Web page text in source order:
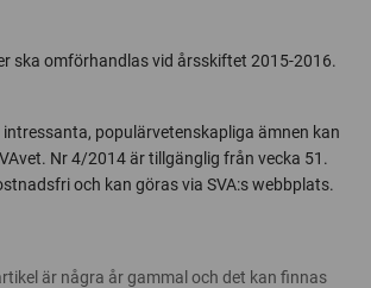
ska omförhandlas vid årsskiftet 2015-2016.
populärvetenskapliga ämnen kan
Nr 4/2014 är tillgänglig från vecka 51.
och kan göras via SVA:s webbplats.
är några år gammal och det kan finnas